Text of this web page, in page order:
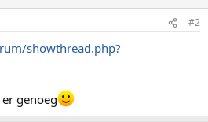
#2
showthread.php?
genoeg